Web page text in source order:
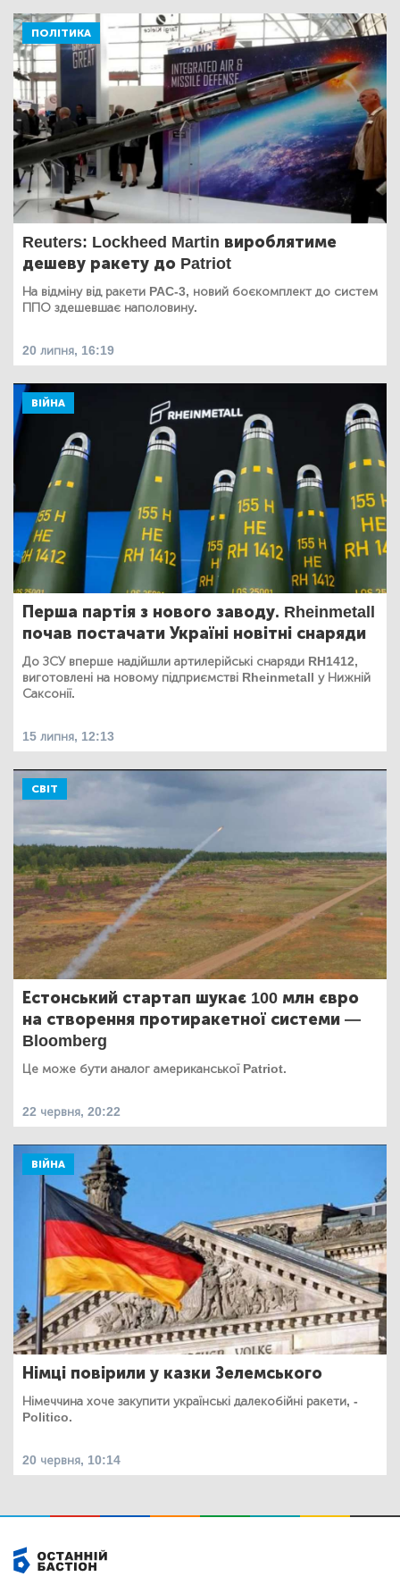
ПОЛІТИКА
Reuters: Lockheed Martin вироблятиме
дешеву ракету до Patriot
На відміну від ракети PAC-3, новий боєкомплект до систем
ППО здешевшає наполовину.
20 липня, 16:19
ВІЙНА
Перша партія з нового заводу. Rheinmetall
почав постачати Україні новітні снаряди
До ЗСУ вперше надійшли артилерійські снаряди RH1412,
виготовлені на новому підприємстві Rheinmetall у Нижній
Саксонії.
15 липня, 12:13
СВІТ
Естонський стартап шукає 100 млн євро
на створення протиракетної системи —
Bloomberg
Це може бути аналог американської Patriot.
22 червня, 20:22
ВІЙНА
Німці повірили у казки Зелемського
Німеччина хоче закупити українські далекобійні ракети, -
Politico.
20 червня, 10:14